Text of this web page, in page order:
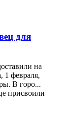
для
на
1 февраля,
В горо...